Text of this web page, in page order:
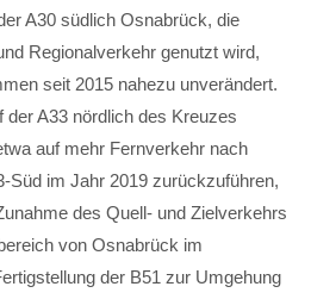
A30 südlich Osnabrück, die
Regionalverkehr genutzt wird,
seit 2015 nahezu unverändert.
A33 nördlich des Kreuzes
auf mehr Fernverkehr nach
Süd im Jahr 2019 zurückzuführen,
des Quell- und Zielverkehrs
von Osnabrück im
der B51 zur Umgehung